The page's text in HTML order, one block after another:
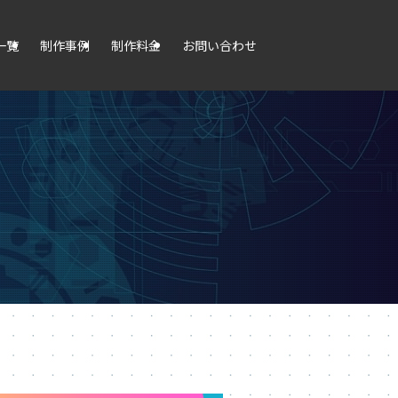
覧 制作事例 制作料金 お問い合わせ